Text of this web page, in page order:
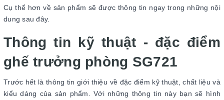
Cụ thể hơn về sản phẩm sẽ được thông tin ngay trong những nội
dung sau đây.
Thông tin kỹ thuật - đặc điểm
ghế trưởng phòng SG721
Trước hết là thông tin giới thiệu về đặc điểm kỹ thuật, chất liệu và
kiểu dáng của sản phẩm. Với những thông tin này bạn sẽ hình